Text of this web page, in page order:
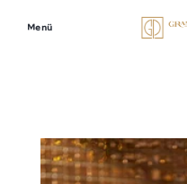
Menü
Síguenos